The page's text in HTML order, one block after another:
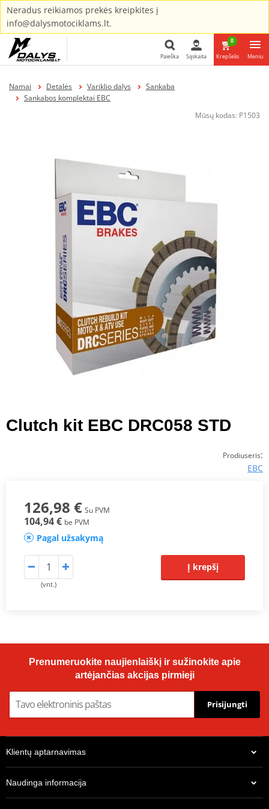
Neradus reikiamos prekės kreipkites į
info@dalysmotociklams.lt.
Paieška Sąskaita
0
Krepšelis Meniu
Namai Detalės Variklio dalys
Sankaba
Sankabos komplektai EBC
Mūsų kodas: P1503
Clutch kit EBC DRC058 STD
Prodiuseris:
EBC
126,98 € Su PVM
104,94 € be PVM
Pagal užsakymą
(vnt.)
Į krepšį
Prenumeruokite naujienlaiškį ir sužinokite apie
artėjančias akcijas pirmieji
Prisijungti
Klientų aptarnavimas
Naudinga informacija